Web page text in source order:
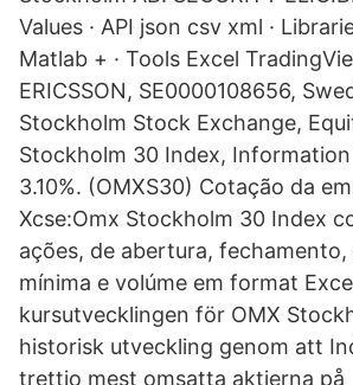
Values · API json csv xml ·
Matlab + · Tools Excel
ERICSSON, SE0000108656,
Stockholm Stock Exchange,
Stockholm 30 Index,
3.10%. (OMXS30) Cotação da
Xcse:Omx Stockholm 30 Index
ações, de abertura, fechamento,
mínima e volúme em format
kursutvecklingen för OMX
historisk utveckling genom att
trettio mest omsatta aktierna på